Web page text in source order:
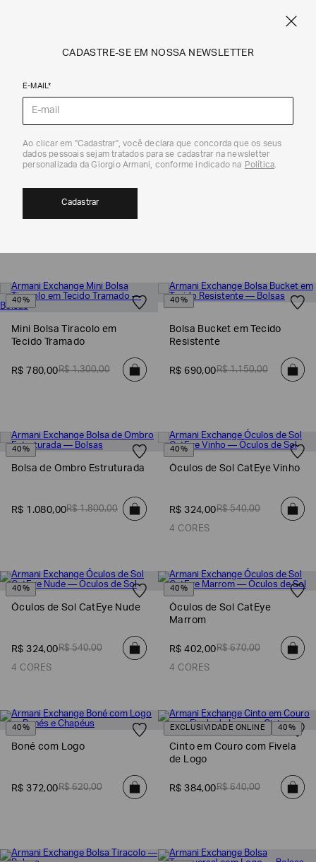
Sale
TODOS OS ACESSÓRIOS SALE FEMININO|
ARMANI EXCHANGE
40%
Mini Bolsa Tiracolo em
Tecido Tramado
R$ 780,00R$ 1.300,00
40%
Bolsa Bucket em Tecido
Resistente
R$ 690,00R$ 1.150,00
40%
Bolsa de Ombro Estruturada
R$ 1 .080,00R$ 1.800,00
40%
Óculos de Sol CatEye Vinho
R$ 324,00R$ 540,00
4 CORES
40%
Óculos de Sol CatEye Nude
R$ 324,00R$ 540,00
4 CORES
40%
Óculos de Sol CatEye
Marrom
R$ 402,00R$ 670,00
4 CORES
40%
Boné com Logo
R$ 372,00R$ 620,00
EXCLUSIVIDADE ONLINE 40%
Cinto em Couro com Fivela
de Logo
R$ 384,00R$ 640,00
CADASTRE-SE EM NOSSA NEWSLETTER
E-MAIL*
Ao clicar em "Cadastrar", você declara que concorda que os seus
dados pessoais sejam tratados para se cadastrar na newsletter
personalizada da Giorgio Armani, conforme indicado na Política.
Cadastrar
Poderia
NOME*
SOBRENOME*
DE
NASCIMENTO*
tópicos: